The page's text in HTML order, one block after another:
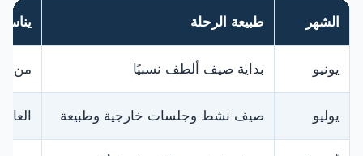
الشهر طبيعة الرحلة
يونيو بداية صيف ألطف نسبيًا من
يوليو صيف نشط وجلسات خارجية وطبيعة